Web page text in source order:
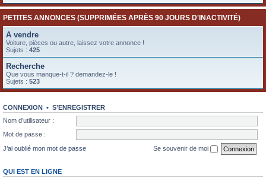
PETITES ANNONCES (SUPPRIMÉES APRÈS 90 JOURS D'INACTIVITÉ)
A vendre
Voiture, pièces ou autre, laissez votre annonce !
Sujets : 425
Recherche
Que vous manque-t-il ? demandez-le !
Sujets : 523
CONNEXION • S’ENREGISTRER
Nom d’utilisateur :
Mot de passe :
J’ai oublié mon mot de passe
Se souvenir de moi
QUI EST EN LIGNE